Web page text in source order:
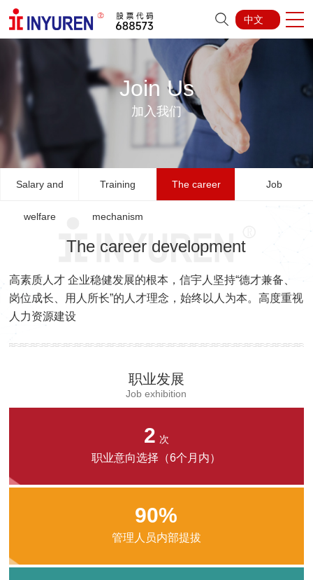
中文
Join Us
加入我们
Salary and
welfare
Training
mechanism
The career Job
The career development
高素质人才 企业稳健发展的根本，信宇人坚持“德才兼备、
岗位成长、用人所长”的人才理念，始终以人为本。高度重视
人力资源建设
职业发展
Job exhibition
2 次
职业意向选择（6个月内）
90%
管理人员内部提拔